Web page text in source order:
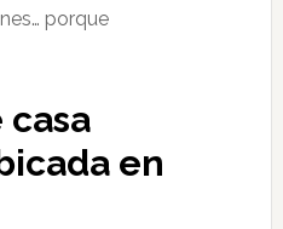
porque
casa
en